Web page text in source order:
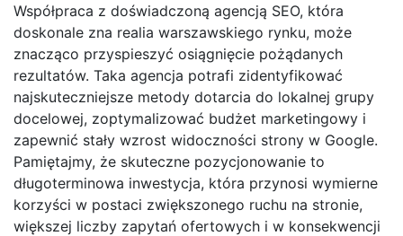
Współpraca z doświadczoną agencją SEO, która
doskonale zna realia warszawskiego rynku, może
znacząco przyspieszyć osiągnięcie pożądanych
rezultatów. Taka agencja potrafi zidentyfikować
najskuteczniejsze metody dotarcia do lokalnej grupy
docelowej, zoptymalizować budżet marketingowy i
zapewnić stały wzrost widoczności strony w Google.
Pamiętajmy, że skuteczne pozycjonowanie to
długoterminowa inwestycja, która przynosi wymierne
korzyści w postaci zwiększonego ruchu na stronie,
większej liczby zapytań ofertowych i w konsekwencji